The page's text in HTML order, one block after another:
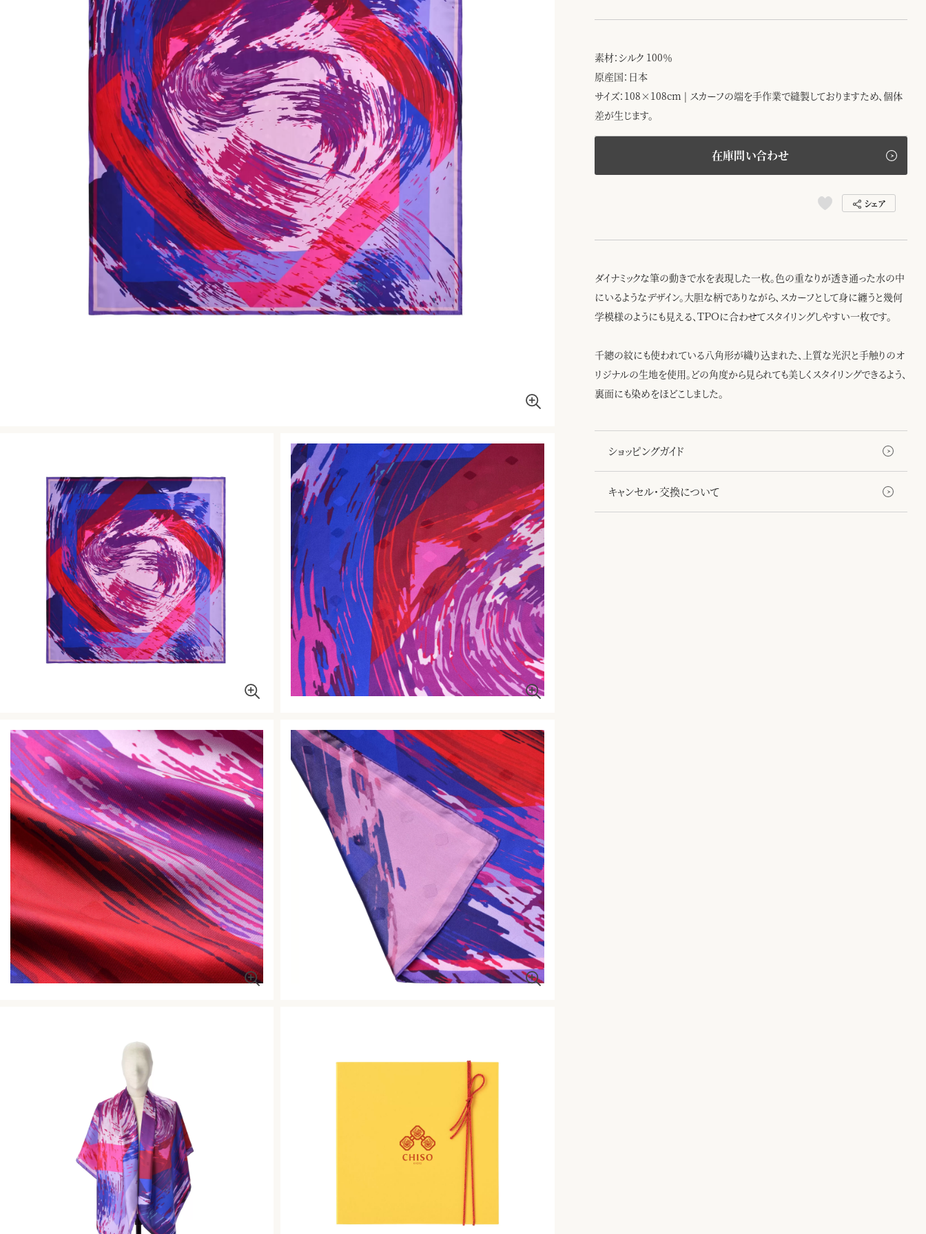
素材：シルク 100％
原産国：日本
サイズ：108×108cm | スカーフの端を手作業で縫製しておりますため、個体
差が生じます。
在庫問い合わせ
シェア
ダイナミックな筆の動きで水を表現した一枚。色の重なりが透き通った水の中
にいるようなデザイン。大胆な柄でありながら、スカーフとして身に纏うと幾何
学模様のようにも見える、ＴＰＯに合わせてスタイリングしやすい一枚です。
千總の紋にも使われている八角形が織り込まれた、上質な光沢と手触りのオ
リジナルの生地を使用。どの角度から見られても美しくスタイリングできるよう、
裏面にも染めをほどこしました。
ショッピングガイド
キャンセル・交換について